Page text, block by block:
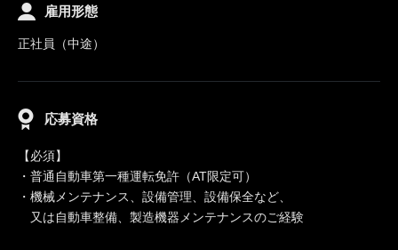
雇用形態
正社員（中途）
応募資格
【必須】
・普通自動車第一種運転免許（AT限定可）
・機械メンテナンス、設備管理、設備保全など、
又は自動車整備、製造機器メンテナンスのご経験